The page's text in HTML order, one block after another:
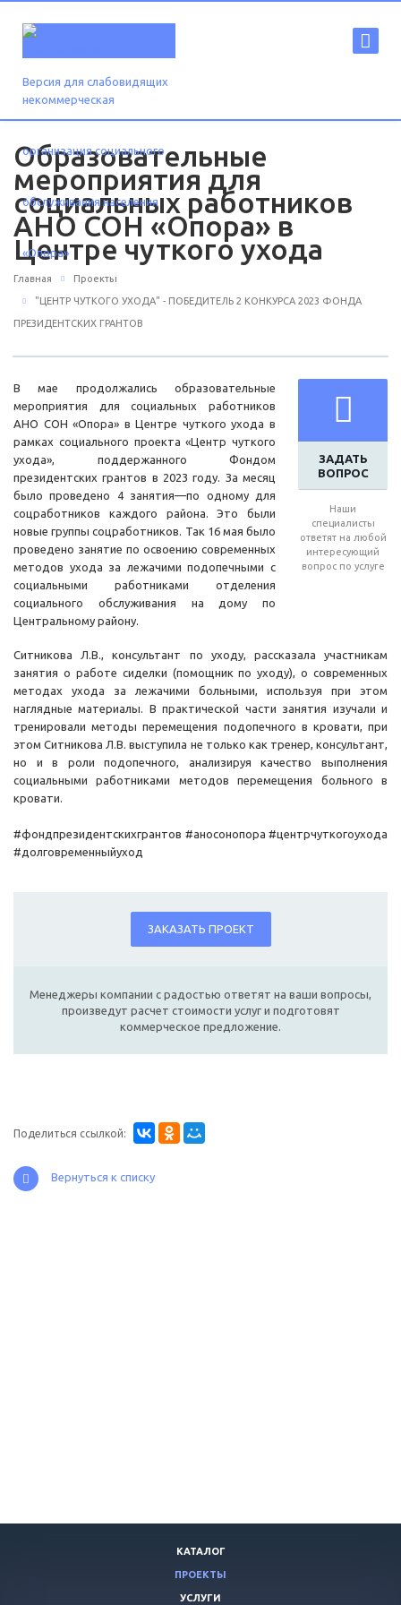
Версия для слабовидящих
Образовательные
мероприятия для
социальных работников
АНО СОН «Опора» в
Центре чуткого ухода
Главная Проекты
"ЦЕНТР ЧУТКОГО УХОДА" - ПОБЕДИТЕЛЬ 2 КОНКУРСА 2023 ФОНДА
ПРЕЗИДЕНТСКИХ ГРАНТОВ
ЗАДАТЬ
ВОПРОС
Наши
специалисты
ответят на любой
интересующий
вопрос по услуге
В мае продолжались образовательные
мероприятия для социальных работников
АНО СОН «Опора» в Центре чуткого ухода в
рамках социального проекта «Центр чуткого
ухода», поддержанного Фондом
президентских грантов в 2023 году. За месяц
было проведено 4 занятия—по одному для
соцработников каждого района. Это были
новые группы соцработников. Так 16 мая было
проведено занятие по освоению современных
методов ухода за лежачими подопечными с
социальными работниками отделения
социального обслуживания на дому по
Центральному району.
Ситникова Л.В., консультант по уходу, рассказала участникам
занятия о работе сиделки (помощник по уходу), о современных
методах ухода за лежачими больными, используя при этом
наглядные материалы. В практической части занятия изучали и
тренировали методы перемещения подопечного в кровати, при
этом Ситникова Л.В. выступила не только как тренер, консультант,
но и в роли подопечного, анализируя качество выполнения
социальными работниками методов перемещения больного в
кровати.
#фондпрезидентскихгрантов #аносонопора #центрчуткогоухода
#долговременныйуход
ЗАКАЗАТЬ ПРОЕКТ
Менеджеры компании с радостью ответят на ваши вопросы,
произведут расчет стоимости услуг и подготовят
коммерческое предложение.
Поделиться ссылкой:
Вернуться к списку
КАТАЛОГ
ПРОЕКТЫ
УСЛУГИ